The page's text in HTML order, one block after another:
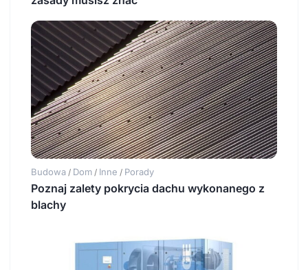
Budowa / Dom / Inne / Porady
Poznaj zalety pokrycia dachu wykonanego z
blachy